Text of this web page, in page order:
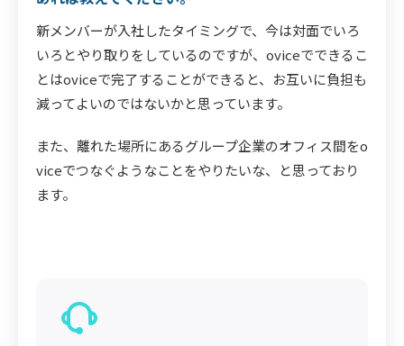
新メンバーが入社したタイミングで、今は対面でいろ
いろとやり取りをしているのですが、oviceでできるこ
とはoviceで完了することができると、お互いに負担も
減ってよいのではないかと思っています。
また、離れた場所にあるグループ企業のオフィス間をo
viceでつなぐようなことをやりたいな、と思っており
ます。